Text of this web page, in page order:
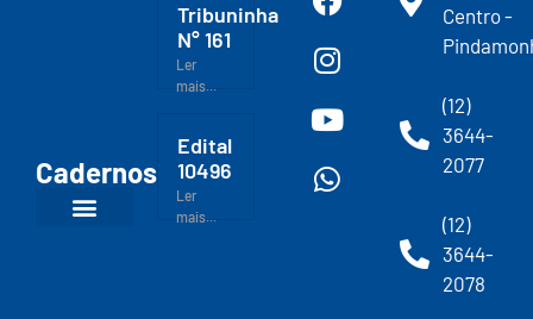
Cadernos
Tribuninha
N° 161
Ler
mais...
Edital
10496
Ler
mais...
Centro -
(12)
3644-
2077
(12)
3644-
2078